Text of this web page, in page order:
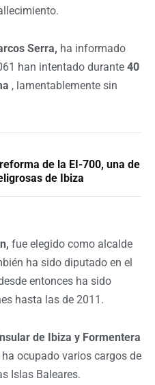
Serra, ha informado
han intentado durante 40
, lamentablemente sin
de la EI-700, una de
de Ibiza
fue elegido como alcalde
ha sido diputado en el
entonces ha sido
hasta las de 2011.
de Ibiza y Formentera
ocupado varios cargos de
Islas Baleares.